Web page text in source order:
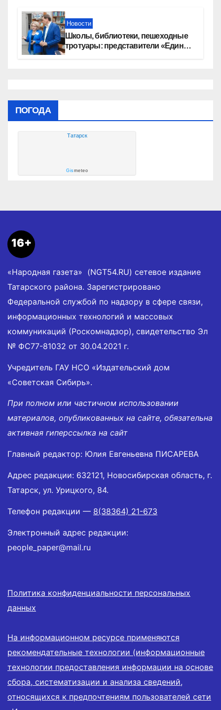
Новости
Школы, библиотеки, пешеходные
тротуары: представители «Единой
ПОГОДА
Татарск
Gismeteo
16+
«Народная газета» (NGT54.RU) сетевое издание
Татарского района. Зарегистрировано
Федеральной службой по надзору в сфере связи,
информационных технологий и массовых
коммуникаций (Роскомнадзор), свидетельство Эл
№ ФС77-81032 от 30.04.2021 г.
Учредитель ГАУ НСО «Издательский дом
«Советская Сибирь».
При полном или частичном использовании
материалов, опубликованных на сайте, обязательна
активная гиперссылка на сайт
Главный редактор: Юлия Евгеньевна ПИСАРЕВА
Адрес редакции: 632121, Новосибирская область, г.
Татарск, ул. Урицкого, 84.
Телефон редакции — 8(38364) 21-673
Электронный адрес редакции:
people_paper@mail.ru
Политика конфиденциальности персональных
данных
На информационном ресурсе применяются
рекомендательные технологии (информационные
технологии предоставления информации на основе
сбора, систематизации и анализа сведений,
относящихся к предпочтениям пользователей сети